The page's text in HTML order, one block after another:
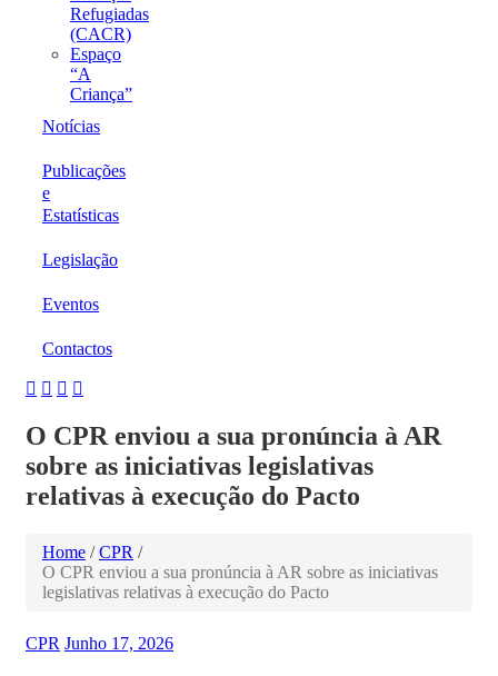
Refugiadas
(CACR)
Espaço
“A
Criança”
Notícias
Publicações
e
Estatísticas
Legislação
Eventos
Contactos
O CPR enviou a sua pronúncia à AR
sobre as iniciativas legislativas
relativas à execução do Pacto
Home / CPR /
O CPR enviou a sua pronúncia à AR sobre as iniciativas
legislativas relativas à execução do Pacto
CPR Junho 17, 2026